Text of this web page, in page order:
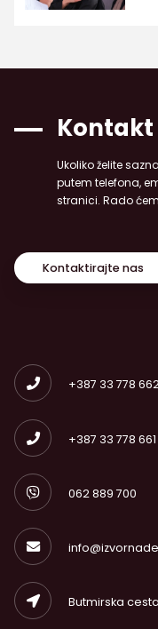
Kontakt
Ukoliko želite
putem telefona,
stranici. Rado
Kontaktirajte nas
+387 33 778
+387 33 778 661
062 889 700
Butmirska